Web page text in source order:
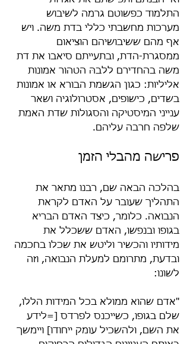
התלמוד כפשוטם גרמה לשיבוש
מערכות מחשבתי כללי בדת משה. ויש
אף מהם ששיבושיהם הוציאום
ממסגרת-הדת, ובתעייתם סיאבו את דת
משה בהחדירם ללבהּ הטהור אמונות
אליליות: כגון הגשמת הבורא או אמונות
בשדים, כישופים, אסטרולוגיה ושאר
ענייני המיסטיקה והסגולות שדת האמת
שלפה חרבה עליהם.
פרישה מהבלי הזמן
בהלכה הבאה שם, רבנו מתאר את
התהליך שעובר על האדם לקראת
הנבואה. כלומר, כיצד האדם הבריא
בגופו ובנפשו, האדם ששכלל את
מידותיו והכשיר וליטש את שכלו בחכמה
ובדעת, מתרומם למעלת הנבואה, וזה
לשונו:
"אדם שהוא ממולא בכל המידות הללו,
שלם בגופו, כשייכנס לפרדס [=לידע
את השם, ולהשכיל עומק ייחודו] ויימשך